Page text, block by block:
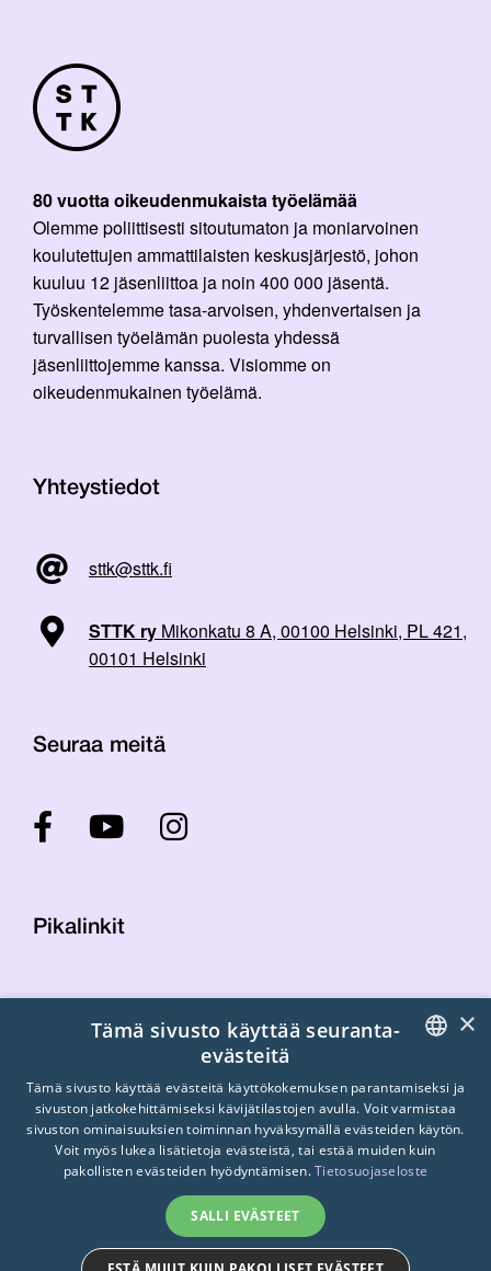
80 vuotta oikeudenmukaista työelämää
Olemme poliittisesti sitoutumaton ja moniarvoinen
koulutettujen ammattilaisten keskusjärjestö, johon
kuuluu 12 jäsenliittoa ja noin 400 000 jäsentä.
Työskentelemme tasa-arvoisen, yhdenvertaisen ja
turvallisen työelämän puolesta yhdessä
jäsenliittojemme kanssa. Visiomme on
oikeudenmukainen työelämä.
Yhteystiedot
sttk@sttk.fi
STTK ry Mikonkatu 8 A, 00100 Helsinki, PL 421,
00101 Helsinki
Seuraa meitä
Pikalinkit
Laskutustiedot
Tietosuojaseloste
Turvallisemman tilan periaatteet
FINNISH
SWEDISH
×
Tämä sivusto käyttää seuranta-
evästeitä
Tämä sivusto käyttää evästeitä käyttökokemuksen parantamiseksi ja
sivuston jatkokehittämiseksi kävijätilastojen avulla. Voit varmistaa
sivuston ominaisuuksien toiminnan hyväksymällä evästeiden käytön.
Voit myös lukea lisätietoja evästeistä, tai estää muiden kuin
pakollisten evästeiden hyödyntämisen.Tietosuojaseloste
SALLI EVÄSTEET